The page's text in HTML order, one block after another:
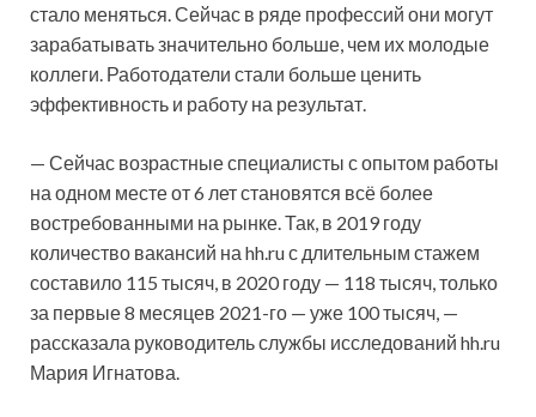
стало меняться. Сейчас в ряде профессий они могут
зарабатывать значительно больше, чем их молодые
коллеги. Работодатели стали больше ценить
эффективность и работу на результат.
— Сейчас возрастные специалисты с опытом работы
на одном месте от 6 лет становятся всё более
востребованными на рынке. Так, в 2019 году
количество вакансий на hh.ru с длительным стажем
составило 115 тысяч, в 2020 году — 118 тысяч, только
за первые 8 месяцев 2021-го — уже 100 тысяч, —
рассказала руководитель службы исследований hh.ru
Мария Игнатова.